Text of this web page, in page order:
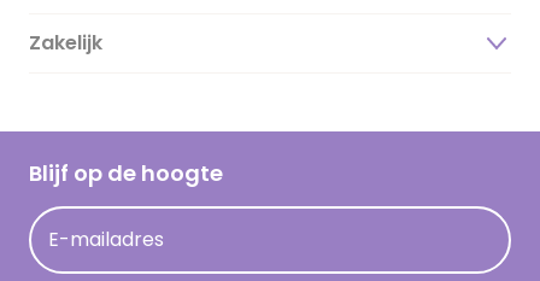
Duurzaamheid
Hallmark Kaartclub
Acties
Persberichten
Magazine
Cadeau inspiratie
Kaartinspiratie
Zakelijk
Blijf op de hoogte
E-mailadres